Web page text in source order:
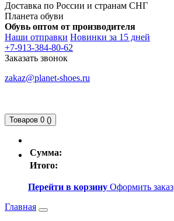
Доставка по России и странам СНГ
Планета обуви
Обувь оптом от производителя
Наши отправки Новинки за 15 дней
+7-913-384-80-62
Заказать звонок
zakaz@planet-shoes.ru
Товаров 0 ()
Сумма:
Итого:
Перейти в корзину Оформить заказ
Главная